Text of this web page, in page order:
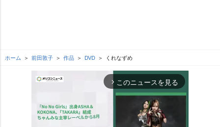
ホーム 前田敦子 作品 DVD くれなずめ
arrow_forward_ios このニュースを見る